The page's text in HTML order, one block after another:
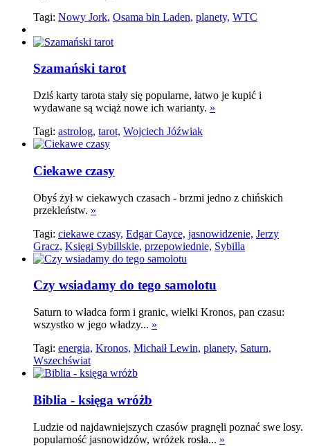
Tagi: Nowy Jork, Osama bin Laden, planety, WTC
Szamański tarot
Dziś karty tarota stały się popularne, łatwo je kupić i
wydawane są wciąż nowe ich warianty. »
Tagi: astrolog, tarot, Wojciech Jóźwiak
Ciekawe czasy
Obyś żył w ciekawych czasach - brzmi jedno z chińskich
przekleństw. »
Tagi: ciekawe czasy, Edgar Cayce, jasnowidzenie, Jerzy
Gracz, Księgi Sybillskie, przepowiednie, Sybilla
Czy wsiadamy do tego samolotu
Saturn to władca form i granic, wielki Kronos, pan czasu:
wszystko w jego władzy... »
Tagi: energia, Kronos, Michaił Lewin, planety, Saturn,
Wszechświat
Biblia - księga wróżb
Ludzie od najdawniejszych czasów pragnęli poznać swe losy.
popularność jasnowidzów, wróżek rosła... »